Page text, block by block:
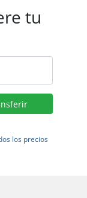
tu
los precios